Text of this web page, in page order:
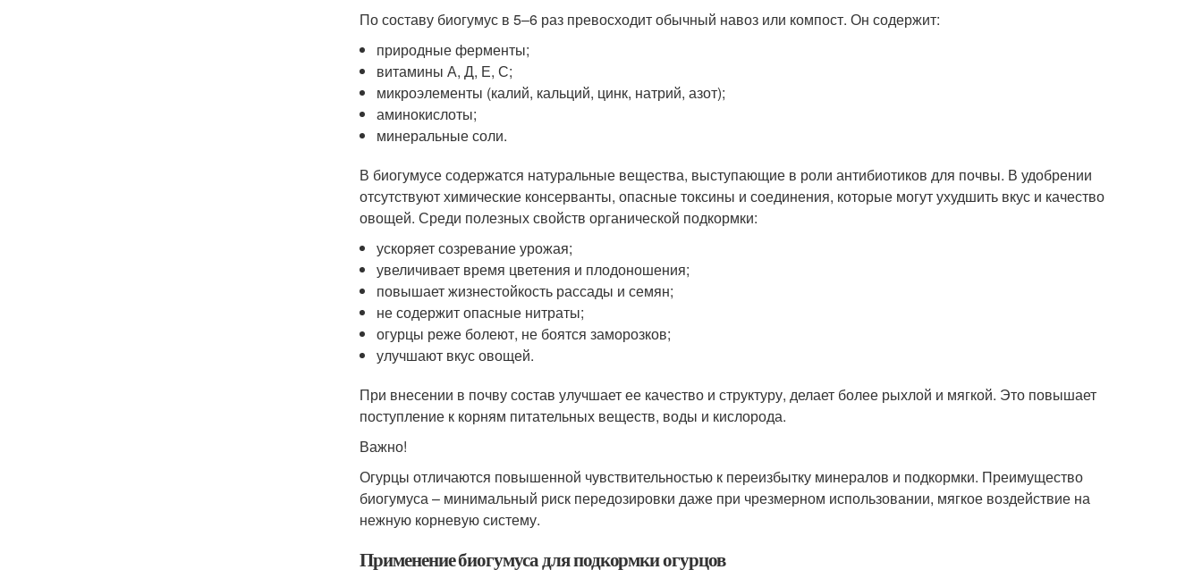
По составу биогумус в 5–6 раз превосходит обычный навоз или компост. Он содержит:
природные ферменты;
витамины А, Д, Е, С;
микроэлементы (калий, кальций, цинк, натрий, азот);
аминокислоты;
минеральные соли.
В биогумусе содержатся натуральные вещества, выступающие в роли антибиотиков для почвы. В удобрении
отсутствуют химические консерванты, опасные токсины и соединения, которые могут ухудшить вкус и качество
овощей. Среди полезных свойств органической подкормки:
ускоряет созревание урожая;
увеличивает время цветения и плодоношения;
повышает жизнестойкость рассады и семян;
не содержит опасные нитраты;
огурцы реже болеют, не боятся заморозков;
улучшают вкус овощей.
При внесении в почву состав улучшает ее качество и структуру, делает более рыхлой и мягкой. Это повышает
поступление к корням питательных веществ, воды и кислорода.
Важно!
Огурцы отличаются повышенной чувствительностью к переизбытку минералов и подкормки. Преимущество
биогумуса – минимальный риск передозировки даже при чрезмерном использовании, мягкое воздействие на
нежную корневую систему.
Применение биогумуса для подкормки огурцов